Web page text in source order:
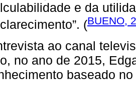
e da
(BUENO,
ao canal
no ano de 2015,
baseado